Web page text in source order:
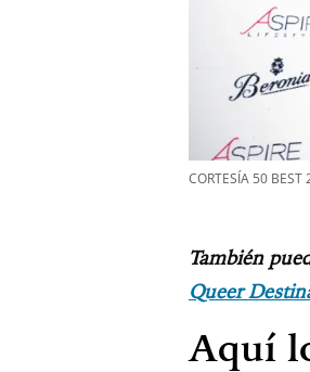
CORTESÍA 50 BEST
También
Queer
Aquí